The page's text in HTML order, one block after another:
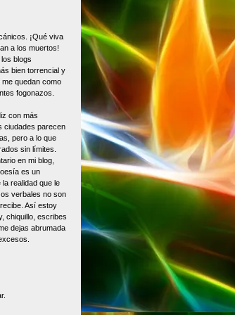
¡Qué viva
a los muertos!
blogs
bien torrencial y
quedan como
fogonazos.
con más
ciudades parecen
pero a lo que
sin límites.
en mi blog,
es un
realidad que le
verbales no son
Así estoy
chiquillo, escribes
dejas abrumada